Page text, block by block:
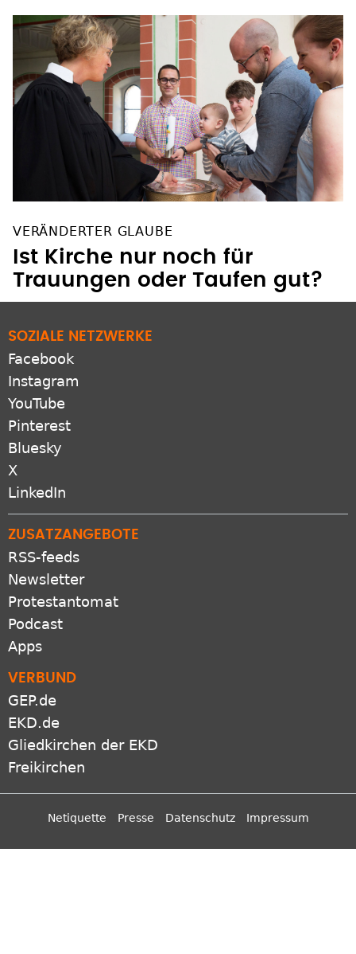
VERÄNDERTER GLAUBE
Ist Kirche nur noch für
Trauungen oder Taufen gut?
SOZIALE NETZWERKE
Facebook
Instagram
YouTube
Pinterest
Bluesky
X
LinkedIn
ZUSATZANGEBOTE
RSS-feeds
Newsletter
Protestantomat
Podcast
Apps
VERBUND
GEP.de
EKD.de
Gliedkirchen der EKD
Freikirchen
Netiquette Presse Datenschutz Impressum